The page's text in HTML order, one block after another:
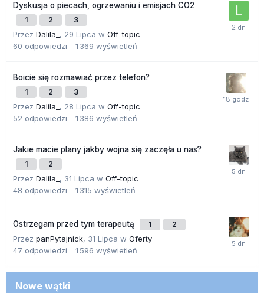
Dyskusja o piecach, ogrzewaniu i emisjach CO2
1 2 3
Przez Dalila_ , 29 Lipca w Off-topic
60 odpowiedzi 1 369 wyświetleń
Boicie się rozmawiać przez telefon?
1 2 3
Przez Dalila_ , 28 Lipca w Off-topic
52 odpowiedzi 1 386 wyświetleń
Jakie macie plany jakby wojna się zaczęła u nas?
1 2
Przez Dalila_ , 31 Lipca w Off-topic
48 odpowiedzi 1 315 wyświetleń
Ostrzegam przed tym terapeutą 1 2
Przez panPytajnick, 31 Lipca w Oferty
47 odpowiedzi 1 596 wyświetleń
Nowe wątki